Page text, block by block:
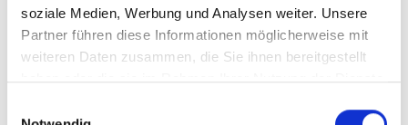
soziale Medien, Werbung und Analysen weiter. Unsere
Partner führen diese Informationen möglicherweise mit
weiteren Daten zusammen, die Sie ihnen bereitgestellt
haben oder die sie im Rahmen Ihrer Nutzung der Dienste
Dazu FPÖ-Landesgeschäftsführer Rudolf Smolej: "Bei allen
Überlegungen hinsichtlich Datenschutz bleibt bei der Debatte
das Faktum über die tatsächlichen Zustände in Österreich,
darunter an unseren Schulen, auf der Strecke. Wenn der